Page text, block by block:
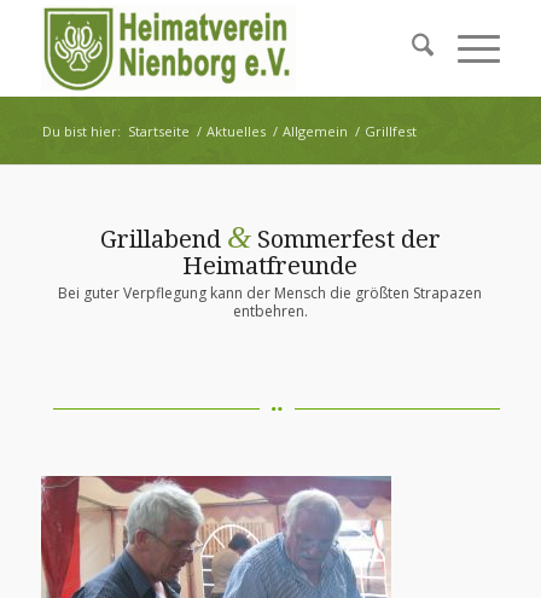
Du bist hier: Startseite / Aktuelles / Allgemein / Grillfest
Grillabend &Sommerfest der
Heimatfreunde
Bei guter Verpflegung kann der Mensch die größten Strapazen
entbehren.